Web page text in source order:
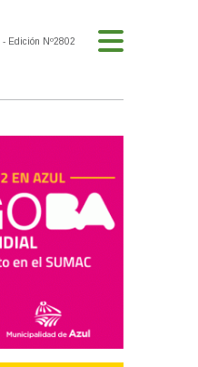
- Edición Nº2802